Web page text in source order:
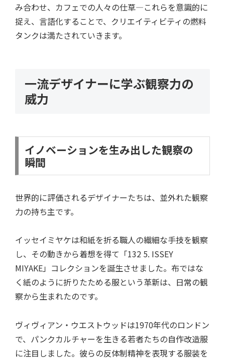
み合わせ、カフェでの人々の仕草—これらを意識的に
捉え、言語化することで、クリエイティビティの燃料
タンクは満たされていきます。
一流デザイナーに学ぶ観察力の
威力
イノベーションを生み出した観察の
瞬間
世界的に評価されるデザイナーたちは、並外れた観察
力の持ち主です。
イッセイミヤケは和紙を折る職人の繊細な手技を観察
し、その動きから着想を得て「132 5. ISSEY
MIYAKE」コレクションを誕生させました。布ではな
く紙のように折りたためる服という革新は、日常の観
察から生まれたのです。
ヴィヴィアン・ウエストウッドは1970年代のロンドン
で、パンクカルチャーを生きる若者たちの自作改造服
に注目しました。彼らの反体制精神を表現する服装を